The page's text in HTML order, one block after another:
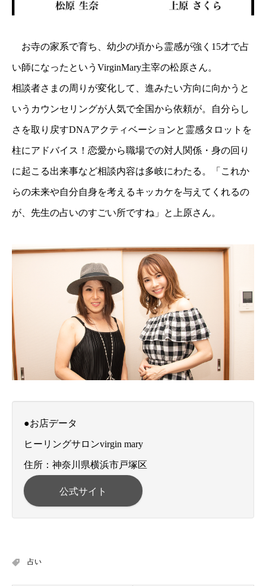
お寺の家系で育ち、幼少の頃から霊感が強く15才で占
い師になったというVirginMary主宰の松原さん。
相談者さまの周りが変化して、進みたい方向に向かうと
いうカウンセリングが人気で全国から依頼が。自分らし
さを取り戻すDNAアクティベーションと霊感タロットを
柱にアドバイス！恋愛から職場での対人関係・身の回り
に起こる出来事など相談内容は多岐にわたる。「これか
らの未来や自分自身を考えるキッカケを与えてくれるの
が、先生の占いのすごい所ですね」と上原さん。
●お店データ
ヒーリングサロンvirgin mary
住所：神奈川県横浜市戸塚区
公式サイト
占い